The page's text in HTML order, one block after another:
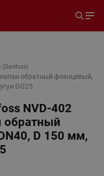
(Danfoss)
обратный фланцевый,
GG25
NVD-402
обратный
D 150 мм,